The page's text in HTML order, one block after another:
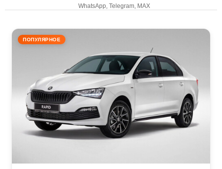
WhatsApp, Telegram, MAX
ПОПУЛЯРНОЕ